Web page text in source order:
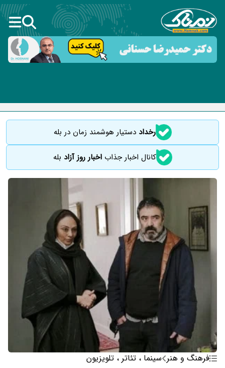
رخداددستیار هوشمند زمان در بله
کانال اخبار جذاباخبار روز آزاد بله
فرهنگ و هنر سینما ، تئاتر ، تلویزیون